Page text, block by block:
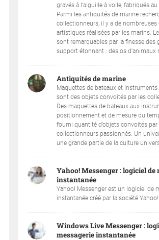
gravés à l’aiguille à voile, fabriqués au
Parmi les antiquités de marine
collectionneurs, il y a de nombreuses
artistiques réalisées par les marins.
sont remarquables par la finesse des
support étonnant : des os d'animaux
Antiquités de marine
Maquettes de bateaux et instruments
sont des objets convoités par les
Des maquettes de bateaux aux
positionnement et de mesure du
fourni quantité d’objets convoités par
collectionneurs passionnés. Un
une grande partie de la culture
Yahoo! Messenger : logiciel de
instantanée
Yahoo! Messenger est un logiciel de
instantanée créé par la société
Windows Live Messenger :
messagerie instantanée